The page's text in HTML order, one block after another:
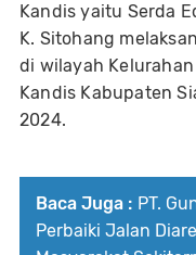
Kandis yaitu Serda
K. Sitohang
di wilayah
Kandis Kabupaten
2024.
Baca Juga : PT.
Perbaiki Jalan